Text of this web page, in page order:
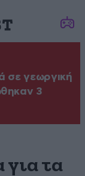
σε γεωργική
3
για τα